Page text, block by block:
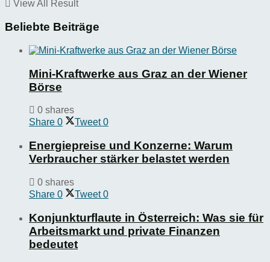
View All Result
Beliebte Beiträge
Mini-Kraftwerke aus Graz an der Wiener
Börse
0 shares
Share 0 Tweet 0
Energiepreise und Konzerne: Warum
Verbraucher stärker belastet werden
0 shares
Share 0 Tweet 0
Konjunkturflaute in Österreich: Was sie für
Arbeitsmarkt und private Finanzen
bedeutet